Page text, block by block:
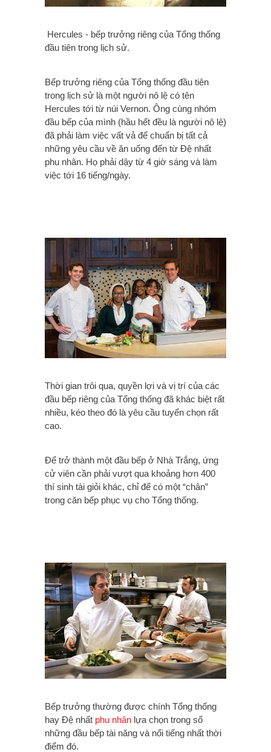
Hercules - bếp trưởng riêng của Tổng thống
đầu tiên trong lịch sử.
Bếp trưởng riêng của Tổng thống đầu tiên
trong lịch sử là một người nô lệ có tên
Hercules tới từ núi Vernon. Ông cùng nhóm
đầu bếp của mình (hầu hết đều là người nô lệ)
đã phải làm việc vất vả để chuẩn bị tất cả
những yêu cầu về ăn uống đến từ Đệ nhất
phu nhân. Họ phải dậy từ 4 giờ sáng và làm
việc tới 16 tiếng/ngày.
Thời gian trôi qua, quyền lợi và vị trí của các
đầu bếp riêng của Tổng thống đã khác biệt rất
nhiều, kéo theo đó là yêu cầu tuyển chọn rất
cao.
Để trở thành một đầu bếp ở Nhà Trắng, ứng
cử viên cần phải vượt qua khoảng hơn 400
thí sinh tài giỏi khác, chỉ để có một “chân”
trong căn bếp phục vụ cho Tổng thống.
Bếp trưởng thường được chính Tổng thống
hay Đệ nhất phu nhân lựa chọn trong số
những đầu bếp tài năng và nổi tiếng nhất thời
điểm đó.